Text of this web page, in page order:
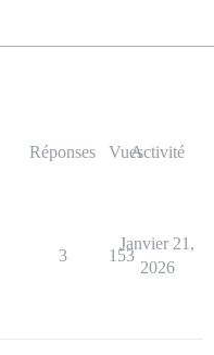
Réponses VuesActivité
3 153
Janvier 21,
2026